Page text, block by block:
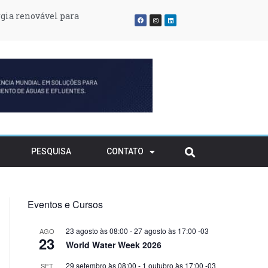
renovável para
em solo
PESQUISA CONTATO
Eventos e Cursos
AGO
23
23 agosto às 08:00 -27 agosto às 17:00 -03
World Water Week 2026
SET 29 setembro às 08:00 - 1 outubro às 17:00 -03